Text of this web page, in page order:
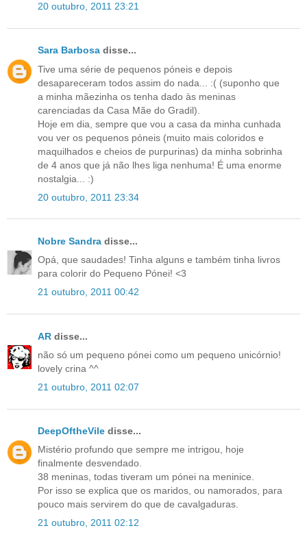
20 outubro, 2011 23:21
Sara Barbosa disse...
Tive uma série de pequenos póneis e depois
desapareceram todos assim do nada... :( (suponho que
a minha mãezinha os tenha dado às meninas
carenciadas da Casa Mãe do Gradil).
Hoje em dia, sempre que vou a casa da minha cunhada
vou ver os pequenos póneis (muito mais coloridos e
maquilhados e cheios de purpurinas) da minha sobrinha
de 4 anos que já não lhes liga nenhuma! É uma enorme
nostalgia... :)
20 outubro, 2011 23:34
Nobre Sandra disse...
Opá, que saudades! Tinha alguns e também tinha livros
para colorir do Pequeno Pónei! <3
21 outubro, 2011 00:42
AR disse...
não só um pequeno pónei como um pequeno unicórnio!
lovely crina ^^
21 outubro, 2011 02:07
DeepOftheVile disse...
Mistério profundo que sempre me intrigou, hoje
finalmente desvendado.
38 meninas, todas tiveram um pónei na meninice.
Por isso se explica que os maridos, ou namorados, para
pouco mais servirem do que de cavalgaduras.
21 outubro, 2011 02:12